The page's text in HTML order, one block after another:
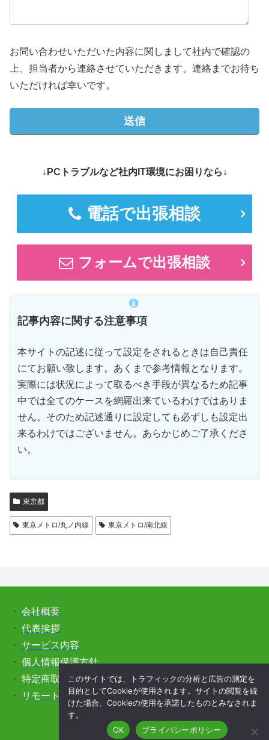
お問い合わせいただいた内容に関しまして社内で確認の
上、担当者から連絡させていただきます。連絡までお待ち
いただければ幸いです。
↓PCトラブルなど社内IT環境にお困りなら↓
電話で出張相談
フォームで出張相談
記事内容に関する注意事項
本サイトの記述に従って設定をされるときは自己責任
にてお願い致します。あくまで参考情報となります。
実際には状況によって取るべき手段が異なるため記事
中では全てのケースを網羅出来ているわけではありま
せん。そのため記述通りに設定しても必ずしも設定出
来るわけではございません。あらかじめご了承くださ
い。
東京都
東京メトロ/丸ノ内線 東京メトロ/南北線
・ 会社概要
・ 代表挨拶
・ サービス内容
・ 個人情報保護方針
・ 特定商取引法に基づく表記
・
リモートサポートをご希望の方はこちら
このサイトでは、トラフィックの分析と広告の測定を
目的としてCookieが使用されます。サイトの閲覧を続
けた場合、Cookieの使用を承諾したものとみなされま
す。
OK
プライバシーポリシー